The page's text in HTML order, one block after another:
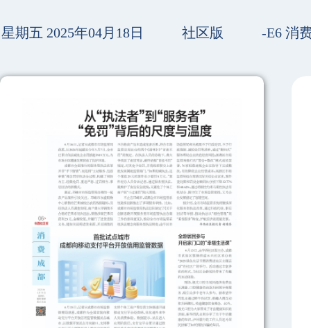
星期五 2025年04月18日 社区版 -E6 消